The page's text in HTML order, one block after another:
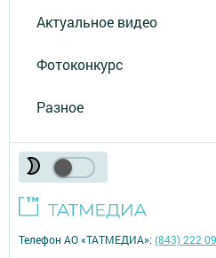
Актуальное видео
Фотоконкурс
Разное
Телефон АО «ТАТМЕДИА»:(843) 222